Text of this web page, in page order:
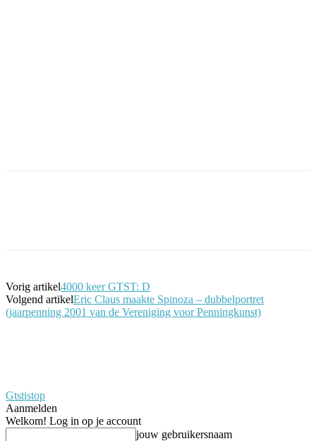
Vorig artikel4000 keer GTST: D
Volgend artikelEric Claus maakte Spinoza – dubbelportret
(jaarpenning 2001 van de Vereniging voor Penningkunst)
Gtstistop
Aanmelden
Welkom! Log in op je account
jouw gebruikersnaam